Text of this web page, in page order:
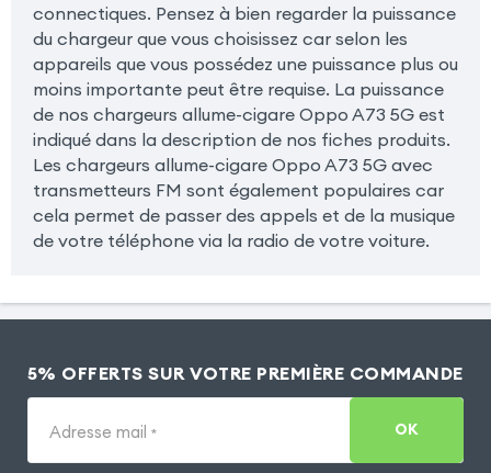
connectiques. Pensez à bien regarder la puissance
du chargeur que vous choisissez car selon les
appareils que vous possédez une puissance plus ou
moins importante peut être requise. La puissance
de nos chargeurs allume-cigare Oppo A73 5G est
indiqué dans la description de nos fiches produits.
Les chargeurs allume-cigare Oppo A73 5G avec
transmetteurs FM sont également populaires car
cela permet de passer des appels et de la musique
de votre téléphone via la radio de votre voiture.
5% OFFERTS SUR VOTRE PREMIÈRE COMMANDE
Adresse mail * OK